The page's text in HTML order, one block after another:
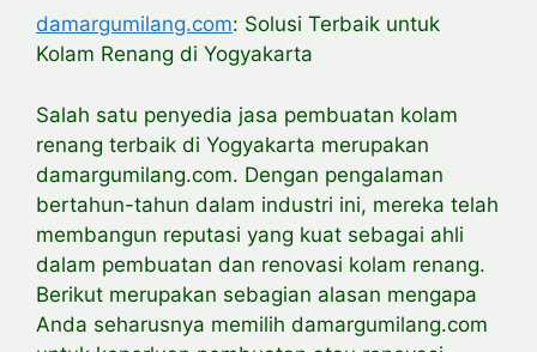
damargumilang.com: Solusi Terbaik untuk
Kolam Renang di Yogyakarta
Salah satu penyedia jasa pembuatan kolam
renang terbaik di Yogyakarta merupakan
damargumilang.com. Dengan pengalaman
bertahun-tahun dalam industri ini, mereka telah
membangun reputasi yang kuat sebagai ahli
dalam pembuatan dan renovasi kolam renang.
Berikut merupakan sebagian alasan mengapa
Anda seharusnya memilih damargumilang.com